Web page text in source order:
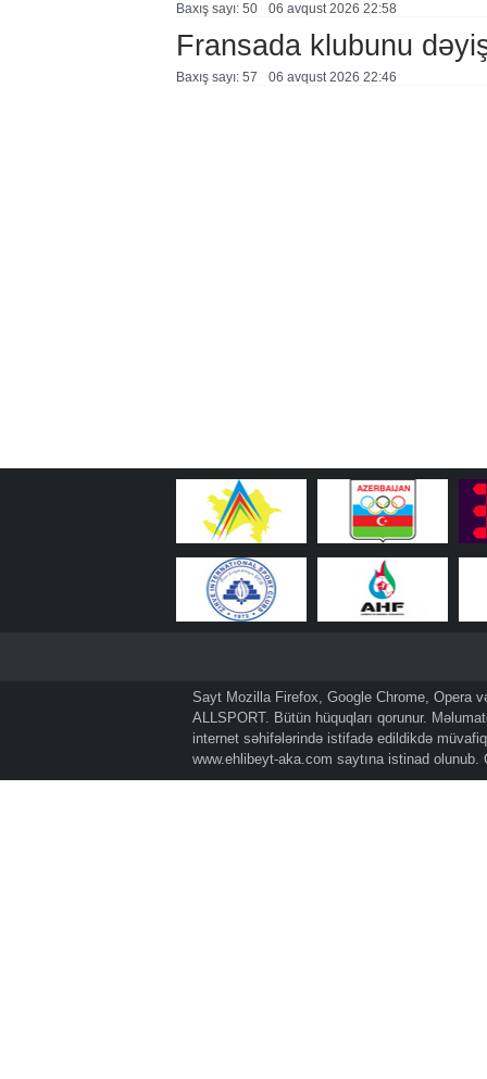
Baxış sayı: 50 06 avqust 2026 22:58
Fransada klubunu
Baxış sayı: 57 06 avqust 2026 22:46
Sayt Mozilla Firefox, Google Chrome, Opera
ALLSPORT. Bütün hüquqları qorunur.
internet səhifələrində istifadə edildikdə
www.ehlibeyt-aka.com saytına istinad olunub.